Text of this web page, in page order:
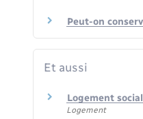
Peut-on
Et aussi
Logement
Logement